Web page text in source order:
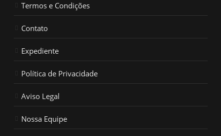
Termos e Condições
Contato
Expediente
Política de Privacidade
Aviso Legal
Nossa Equipe